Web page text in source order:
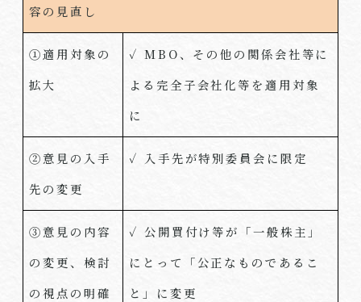
容の見直し
①適用対象の
拡大
✓ MBO、その他の関係会社等に
よる完全子会社化等を適用対象
に
②意見の入手
先の変更
✓ 入手先が特別委員会に限定
③意見の内容
の変更、検討
の視点の明確
✓ 公開買付け等が「一般株主」
にとって「公正なものであるこ
と」に変更